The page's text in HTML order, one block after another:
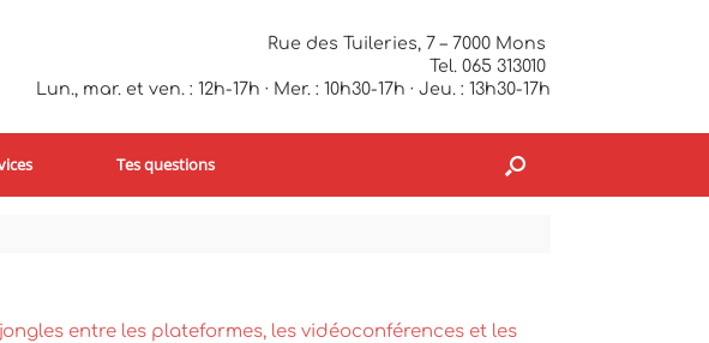
Rue des Tuileries, 7 – 7000 Mons
Tel. 065 313010
Lun., mar. et ven. : 12h-17h · Mer. : 10h30-17h · Jeu. : 13h30-17h
Tes questions
entre les plateformes, les vidéoconférences et les